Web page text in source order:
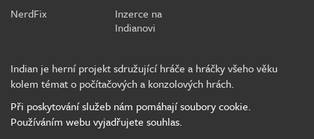
NerdFix
Inzerce na
Indianovi
Indian je herní projekt sdružující hráče a hráčky všeho věku
kolem témat o počítačových a konzolových hrách.
Při poskytování služeb nám pomáhají soubory cookie.
Používáním webu vyjadřujete souhlas.